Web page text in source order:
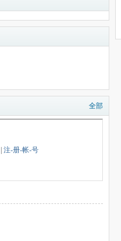
全部
注-册-帐-号